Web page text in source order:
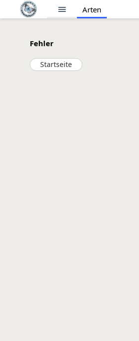
menu Arten
Fehler
Startseite